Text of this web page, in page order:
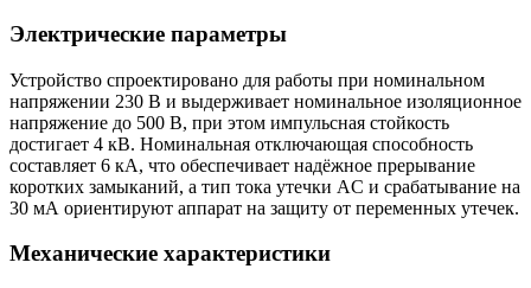
Электрические параметры
Устройство спроектировано для работы при номинальном
напряжении 230 В и выдерживает номинальное изоляционное
напряжение до 500 В, при этом импульсная стойкость
достигает 4 кВ. Номинальная отключающая способность
составляет 6 кА, что обеспечивает надёжное прерывание
коротких замыканий, а тип тока утечки AC и срабатывание на
30 мА ориентируют аппарат на защиту от переменных утечек.
Механические характеристики